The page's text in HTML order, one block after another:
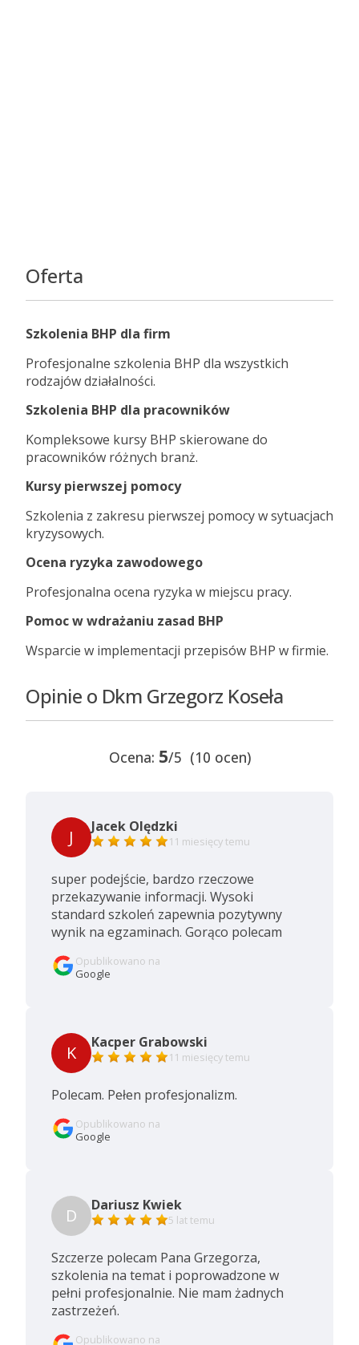
Oferta
Szkolenia BHP dla firm
Profesjonalne szkolenia BHP dla wszystkich
rodzajów działalności.
Szkolenia BHP dla pracowników
Kompleksowe kursy BHP skierowane do
pracowników różnych branż.
Kursy pierwszej pomocy
Szkolenia z zakresu pierwszej pomocy w sytuacjach
kryzysowych.
Ocena ryzyka zawodowego
Profesjonalna ocena ryzyka w miejscu pracy.
Pomoc w wdrażaniu zasad BHP
Wsparcie w implementacji przepisów BHP w firmie.
Opinie o Dkm Grzegorz Koseła
Ocena: 5/5 (10 ocen)
J Jacek Olędzki
11 miesięcy temu
super podejście, bardzo rzeczowe
przekazywanie informacji. Wysoki
standard szkoleń zapewnia pozytywny
wynik na egzaminach. Gorąco polecam
Opublikowano na
Google
K Kacper Grabowski
11 miesięcy temu
Polecam. Pełen profesjonalizm.
Opublikowano na
Google
D Dariusz Kwiek
5 lat temu
Szczerze polecam Pana Grzegorza,
szkolenia na temat i poprowadzone w
pełni profesjonalnie. Nie mam żadnych
zastrzeżeń.
Opublikowano na